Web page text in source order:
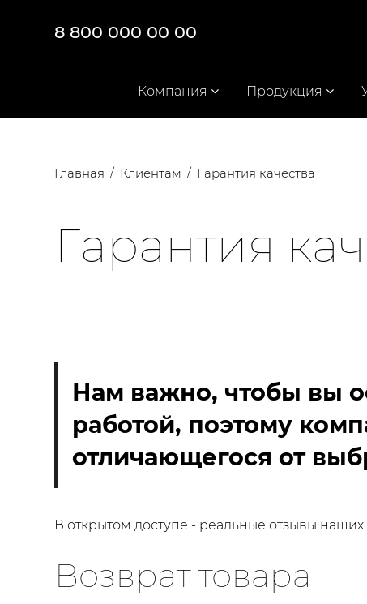
8 800 000 00 00
Компания Продукция
Главная Клиентам Гарантия качества
Гарантия
Нам важно, чтобы вы
работой, поэтому
отличающегося от
В открытом доступе - реальные отзывы наших
Возврат товара